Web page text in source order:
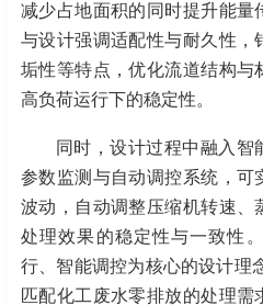
减少占地面积的同时提升能量
与设计强调适配性与耐久性，
垢性等特点，优化流道结构与
高负荷运行下的稳定性。
同时，设计过程中融入智
参数监测与自动调控系统，可
波动，自动调整压缩机转速、
处理效果的稳定性与一致性
行、智能调控为核心的设计理
匹配化工废水零排放的处理需